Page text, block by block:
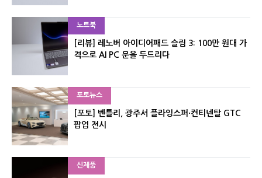
노트북
[리뷰] 레노버 아이디어패드 슬림 3: 100만 원대 가
격으로 AI PC 문을 두드리다
포토뉴스
[포토] 벤틀리, 광주서 플라잉스퍼·컨티넨탈 GTC
팝업 전시
신제품